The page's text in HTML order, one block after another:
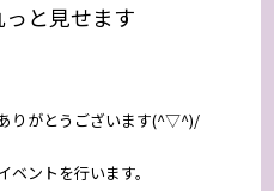
と見せます
りがとうございます(^▽^)/
ントを行います。